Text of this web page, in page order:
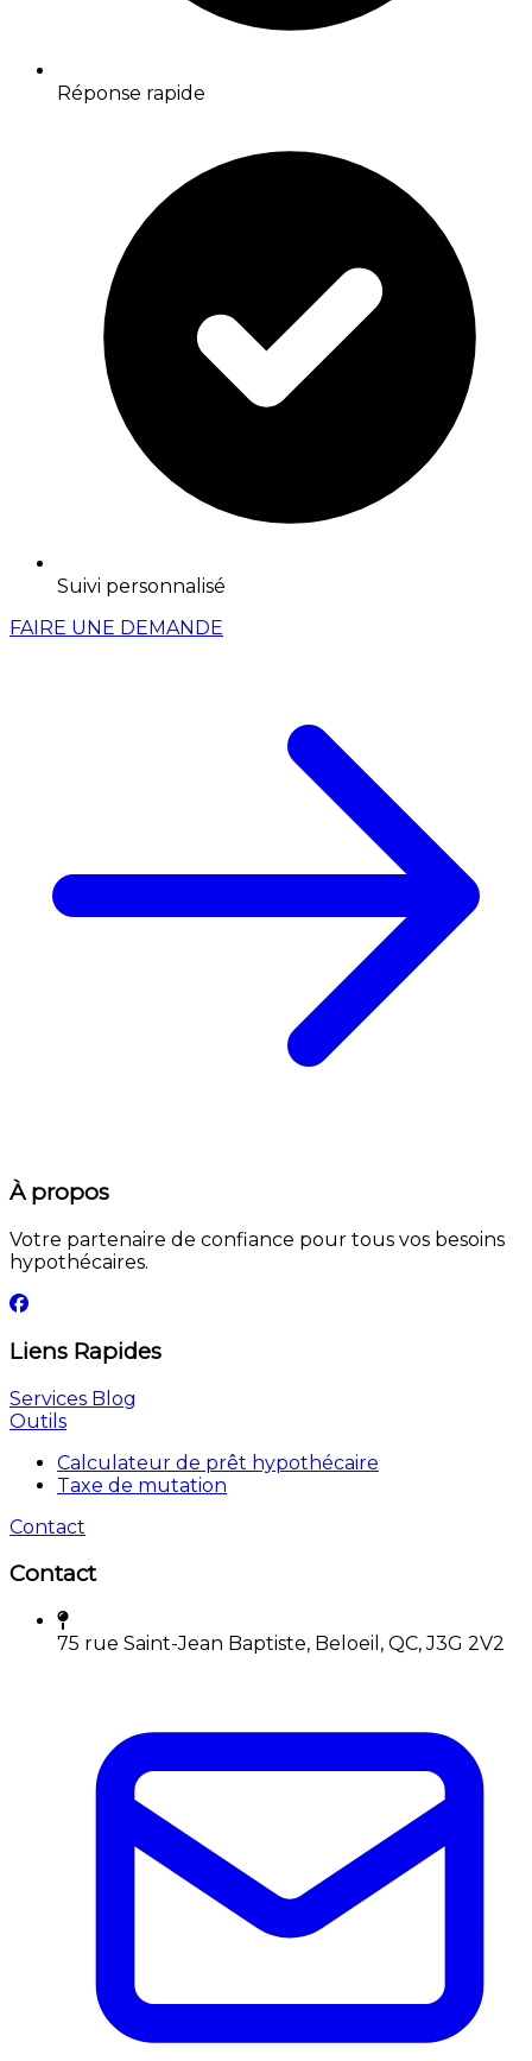
Réponse rapide
Suivi personnalisé
FAIRE UNE DEMANDE
À propos
Votre partenaire de confiance pour tous vos besoins
hypothécaires.
Liens Rapides
Services Blog
Outils
Calculateur de prêt hypothécaire
Taxe de mutation
Contact
Contact
75 rue Saint-Jean Baptiste, Beloeil, QC, J3G 2V2